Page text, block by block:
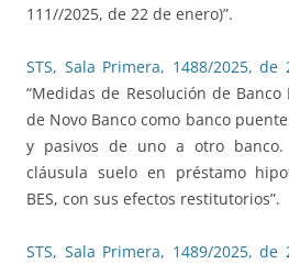
111//2025, de 22 de enero)”.
STS, Sala Primera, 1488/2025,
“Medidas de Resolución de
de Novo Banco como banco
y pasivos de uno a otro
cláusula suelo en préstamo
BES, con sus efectos restitutorios”.
STS, Sala Primera, 1489/2025,